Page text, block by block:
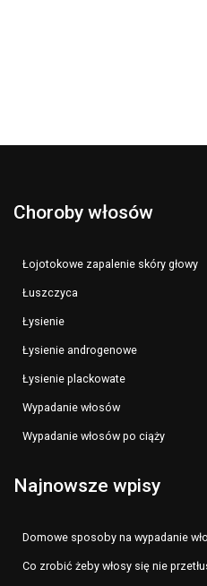
Choroby włosów
Łojotokowe zapalenie skóry głowy
Łuszczyca
Łysienie
Łysienie androgenowe
Łysienie plackowate
Wypadanie włosów
Wypadanie włosów po ciąży
Najnowsze wpisy
Domowe sposoby na wypadanie
Co zrobić żeby włosy się nie